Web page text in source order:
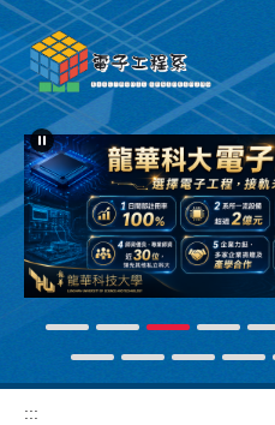
跳
到
主
要
內
容
區
:::